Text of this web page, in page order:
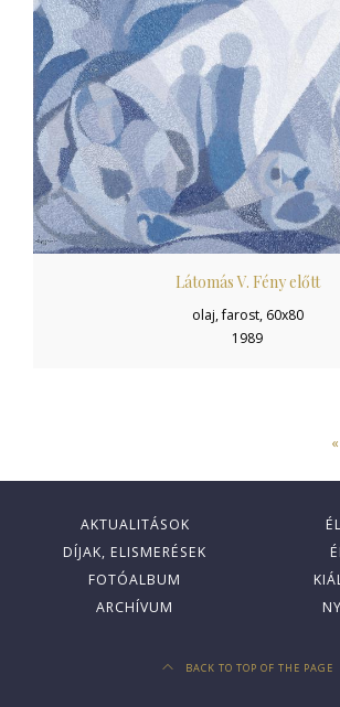
Látomás V. Fény előtt
olaj, farost, 60x80
1989
«
AKTUALITÁSOK
DÍJAK, ELISMERÉSEK
FOTÓALBUM
ARCHÍVUM
BACK TO TOP OF THE PAGE